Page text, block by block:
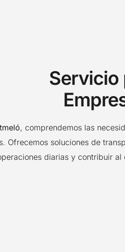
Servicio
, comprendemos las
Ofrecemos soluciones de
diarias y contribuir al